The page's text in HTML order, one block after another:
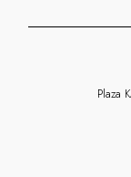
Plaza